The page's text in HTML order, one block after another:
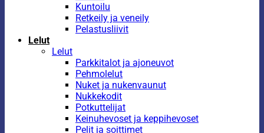
Kuntoilu
Retkeily ja veneily
Pelastusliivit
Lelut
Lelut
Parkkitalot ja ajoneuvot
Pehmolelut
Nuket ja nukenvaunut
Nukkekodit
Potkuttelijat
Keinuhevoset ja keppihevoset
Pelit ja soittimet